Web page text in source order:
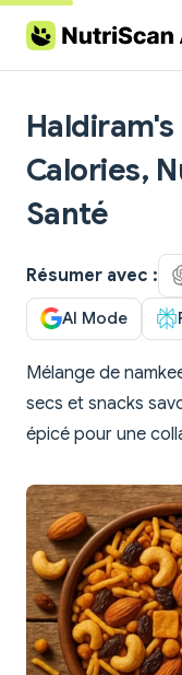
Skip to content
Calories,
Santé
Résumer avec :
AI Mode
Mélange de
secs et snacks
épicé pour une